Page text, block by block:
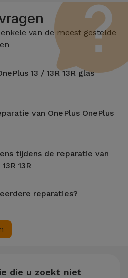
van de meest gestelde
13 / 13R 13R glas
winkel bij u in de buurt.
van OnePlus OnePlus
20 tot 30 minuten.
tijdens de reparatie van
13R
om een back-up te maken. De
reparaties?
uw OnePlus OnePlus 13 /
interventies gelijktijdig nodig
die u zoekt niet